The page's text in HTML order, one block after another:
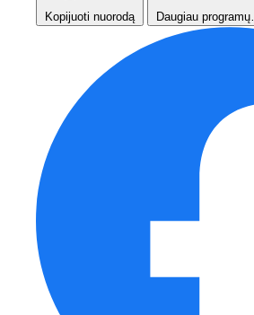
Kopijuoti nuorodą Daugiau